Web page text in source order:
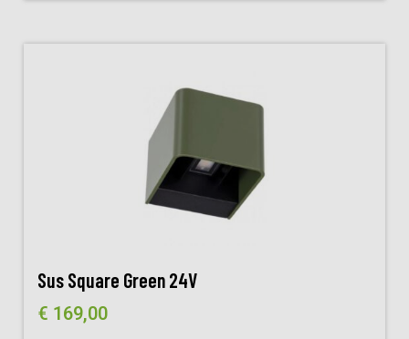
Sus Square Green 24V
€ 169,00